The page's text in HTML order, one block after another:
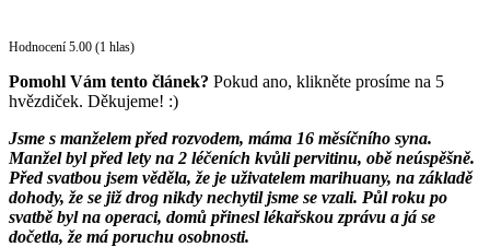
Hodnocení 5.00 (1 hlas)
Pomohl Vám tento článek? Pokud ano, klikněte prosíme na 5
hvězdiček. Děkujeme! :)
Jsme s manželem před rozvodem, máma 16 měsíčního syna.
Manžel byl před lety na 2 léčeních kvůli pervitinu, obě neúspěšně.
Před svatbou jsem věděla, že je uživatelem marihuany, na základě
dohody, že se již drog nikdy nechytil jsme se vzali. Půl roku po
svatbě byl na operaci, domů přinesl lékařskou zprávu a já se
dočetla, že má poruchu osobnosti.